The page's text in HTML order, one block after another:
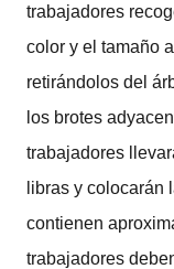
trabajadores
color y el tamaño
retirándolos del
los brotes
trabajadores
libras y colocarán
contienen
trabajadores